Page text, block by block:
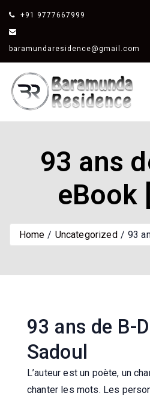
+91 9777667999
baramundaresidence@gmail.com
93 ans
eBook
Home Uncategorized 93
93 ans de B-
Sadoul
L’auteur est un poète, un
chanter les mots. Les